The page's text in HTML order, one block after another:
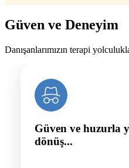
Güven ve Deneyim
Danışanlarımızın terapi
Güven ve huzurla
dönüş...